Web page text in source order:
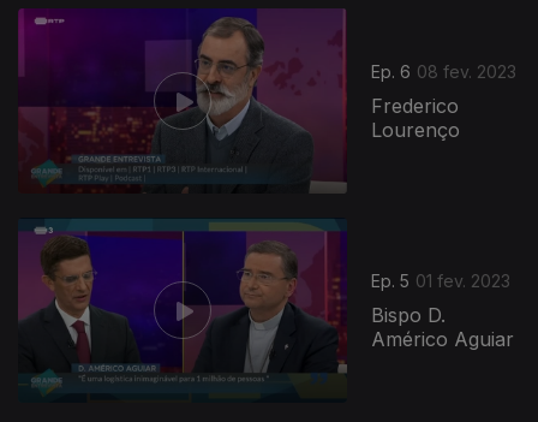
Ep. 6 08 fev. 2023
Frederico
Lourenço
Ep. 5 01 fev. 2023
Bispo D.
Américo Aguiar
669940